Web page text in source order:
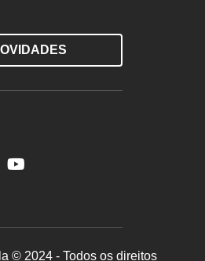
YouTube
© 2024 - Todos os direitos